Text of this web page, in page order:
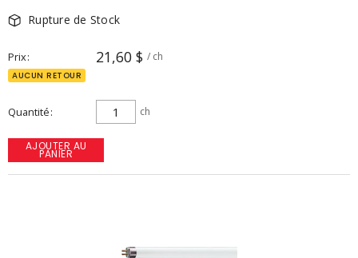
Rupture de Stock
Prix 21,60 $ / ch
AUCUN RETOUR
Quantité ch
AJOUTER AU
PANIER